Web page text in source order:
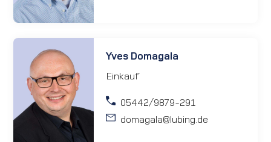
Yves Domagala
Einkauf
05442/9879-291
domagala@lubing.de